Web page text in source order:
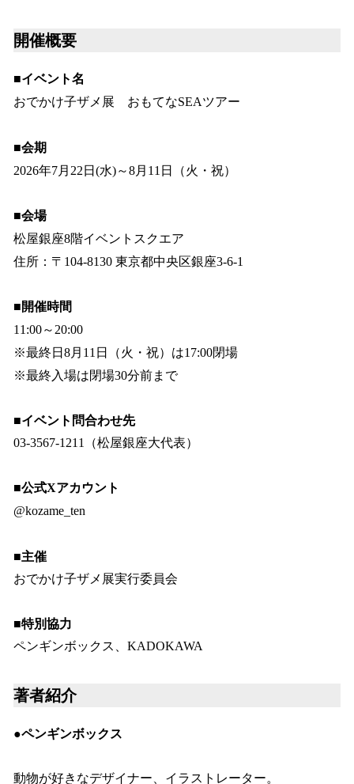
開催概要
■イベント名
おでかけ子ザメ展 おもてなSEAツアー
■会期
2026年7月22日(水)～8月11日（火・祝）
■会場
松屋銀座8階イベントスクエア
住所：〒104-8130 東京都中央区銀座3-6-1
■開催時間
11:00～20:00
※最終日8月11日（火・祝）は17:00閉場
※最終入場は閉場30分前まで
■イベント問合わせ先
03-3567-1211（松屋銀座大代表）
■公式Xアカウント
@kozame_ten
■主催
おでかけ子ザメ展実行委員会
■特別協力
ペンギンボックス、KADOKAWA
著者紹介
●ペンギンボックス
動物が好きなデザイナー、イラストレーター。